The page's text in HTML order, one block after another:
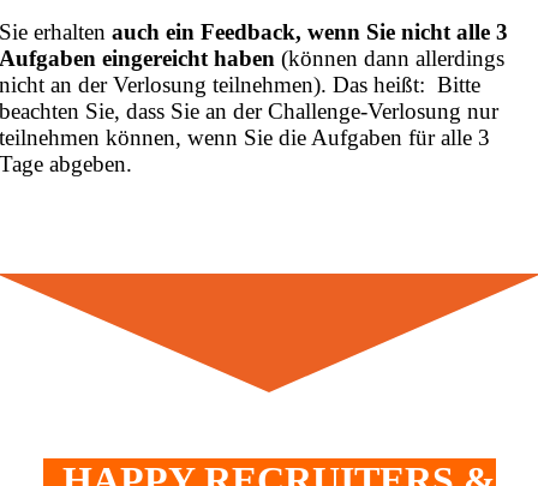
Sie erhaltenauch ein Feedback, wenn Sie nicht alle 3
Aufgaben eingereicht haben (können dann allerdings
nicht an der Verlosung teilnehmen). Das heißt: Bitte
beachten Sie, dass Sie an der Challenge-Verlosung nur
teilnehmen können, wenn Sie die Aufgaben für alle 3
Tage abgeben.